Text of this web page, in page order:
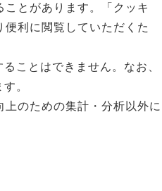
とがあります。「クッキ
利に閲覧していただくた
ことはできません。なお、
。
上のための集計・分析以外に